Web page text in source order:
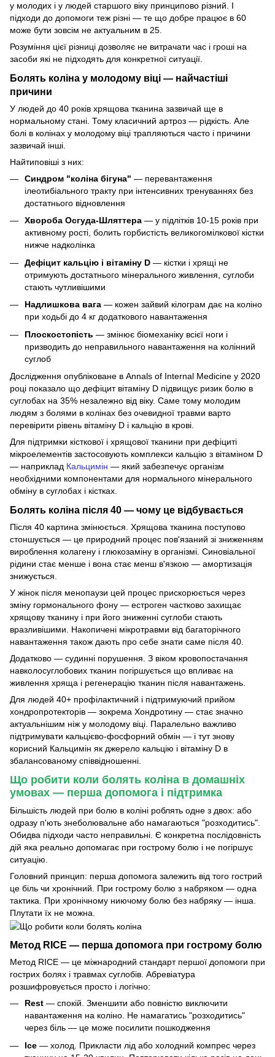
у молодих і у людей старшого віку принципово різний. І
підходи до допомоги теж різні — те що добре працює в 60
може бути зовсім не актуальним в 25.
Розуміння цієї різниці дозволяє не витрачати час і гроші на
засоби які не підходять для конкретної ситуації.
Болять коліна у молодому віці — найчастіші
причини
У людей до 40 років хрящова тканина зазвичай ще в
нормальному стані. Тому класичний артроз — рідкість. Але
болі в колінах у молодому віці трапляються часто і причини
зазвичай інші.
Найтиповіші з них:
Синдром "коліна бігуна" — перевантаження
ілеотибіального тракту при інтенсивних тренуваннях без
достатнього відновлення
Хвороба Осгуда-Шляттера — у підлітків 10-15 років при
активному рості, болить горбистість великогомілкової кістки
нижче надколінка
Дефіцит кальцію і вітаміну D — кістки і хрящі не
отримують достатнього мінерального живлення, суглоби
стають чутливішими
Надлишкова вага — кожен зайвий кілограм дає на коліно
при ходьбі до 4 кг додаткового навантаження
Плоскостопість — змінює біомеханіку всієї ноги і
призводить до неправильного навантаження на колінний
суглоб
Дослідження опубліковане в Annals of Internal Medicine у 2020
році показало що дефіцит вітаміну D підвищує ризик болю в
суглобах на 35% незалежно від віку. Саме тому молодим
людям з болями в колінах без очевидної травми варто
перевірити рівень вітаміну D і кальцію в крові.
Для підтримки кісткової і хрящової тканини при дефіциті
мікроелементів застосовують комплекси кальцію з вітаміном D
— наприклад Кальцимін — який забезпечує організм
необхідними компонентами для нормального мінерального
обміну в суглобах і кістках.
Болять коліна після 40 — чому це відбувається
Після 40 картина змінюється. Хрящова тканина поступово
стоншується — це природний процес пов'язаний зі зниженням
вироблення колагену і глюкозаміну в організмі. Синовіальної
рідини стає менше і вона стає менш в'язкою — амортизація
знижується.
У жінок після менопаузи цей процес прискорюється через
зміну гормонального фону — естроген частково захищає
хрящову тканину і при його зниженні суглоби стають
вразливішими. Накопичені мікротравми від багаторічного
навантаження також дають про себе знати саме після 40.
Додатково — судинні порушення. З віком кровопостачання
навколосуглобових тканин погіршується що впливає на
живлення хряща і регенерацію тканин після навантажень.
Для людей 40+ профілактичний і підтримуючий прийом
хондропротекторів — зокрема Хондротину — стає значно
актуальнішим ніж у молодому віці. Паралельно важливо
підтримувати кальцієво-фосфорний обмін — і тут знову
корисний Кальцимін як джерело кальцію і вітаміну D в
збалансованому співвідношенні.
Що робити коли болять коліна в домашніх
умовах — перша допомога і підтримка
Більшість людей при болю в коліні роблять одне з двох: або
одразу п'ють знеболювальне або намагаються "розходитись".
Обидва підходи часто неправильні. Є конкретна послідовність
дій яка реально допомагає при гострому болю і не погіршує
ситуацію.
Головний принцип: перша допомога залежить від того гострий
це біль чи хронічний. При гострому болю з набряком — одна
тактика. При хронічному ниючому болю без набряку — інша.
Плутати їх не можна.
Метод RICE — перша допомога при гострому болю
Метод RICE — це міжнародний стандарт першої допомоги при
гострих болях і травмах суглобів. Абревіатура
розшифровується просто і логічно:
Rest — спокій. Зменшити або повністю виключити
навантаження на коліно. Не намагатись "розходитись"
через біль — це може посилити пошкодження
Ice — холод. Прикласти лід або холодний компрес через